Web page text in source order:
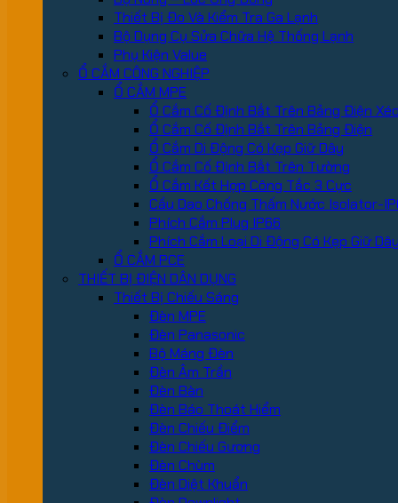
Thiết Bị Đo Và Kiểm Tra Ga Lạnh
Bộ Dụng Cụ Sửa Chữa Hệ Thống Lạnh
Phụ Kiện Value
Ổ CẮM CÔNG NGHIỆP
Ổ CẮM MPE
Ổ Cắm Cố Định Bắt Trên Bảng Điện
Ổ Cắm Cố Định Bắt Trên Bảng Điện
Ổ Cắm Di Động Có Kẹp Giữ Dây
Ổ Cắm Cố Định Bắt Trên Tường
Ổ Cắm Kết Hợp Công Tắc 3 Cực
Cầu Dao Chống Thấm Nước Isolator-
Phích Cắm Plug IP66
Phích Cắm Loại Di Động Có Kẹp Giữ
Ổ CẮM PCE
THIẾT BỊ ĐIỆN DÂN DỤNG
Thiết Bị Chiếu Sáng
Đèn MPE
Đèn Panasonic
Bộ Máng Đèn
Đèn Âm Trần
Đèn Bàn
Đèn Báo Thoát Hiểm
Đèn Chiếu Điểm
Đèn Chiếu Gương
Đèn Chùm
Đèn Diệt Khuẩn